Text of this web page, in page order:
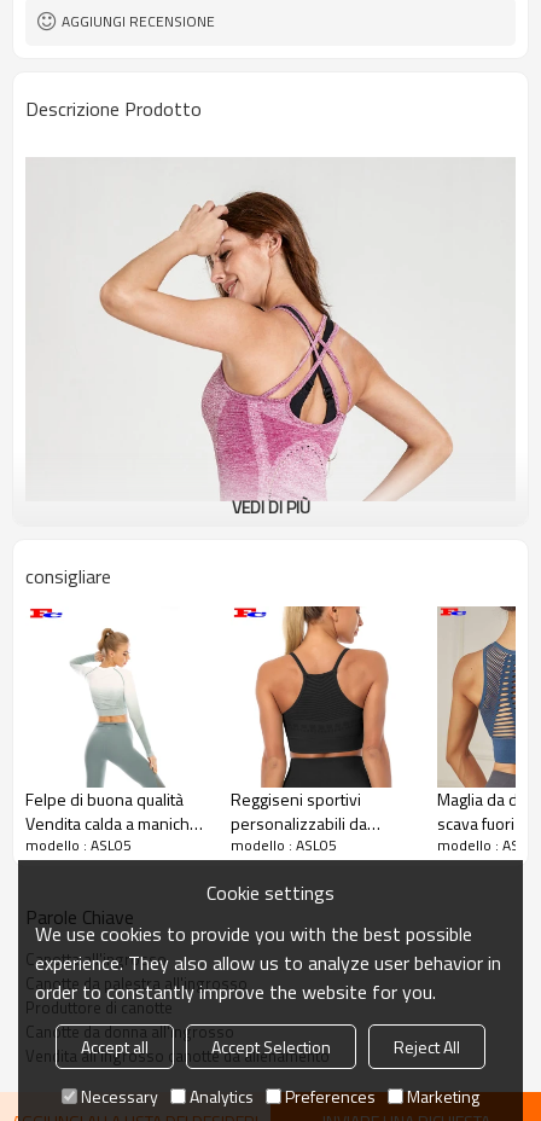
Colore
Etichetta e tag
AGGIUNGI RECENSIONE
Descrizione Prodotto
Canotta senza cuciture rosa Pantone
all'ingrosso
Canotta semplice ma non semplice esistenza
Canotta all'ingrosso o personalizzata
Gilet rosa Pantone, un must per le fashioniste
del fitness. Produzione senza soluzione di
continuità, linee morbide. Orlo confortevole,
design a tracolla incrociata sul retro, vicino alla
curva, che mostra un bellissimo retro. È
morbido e ti dà un'esperienza confortevole
come la nudità.
VEDI DI PIÙ
consigliare
Felpe di buona qualità
Vendita calda a maniche
lunghe senza giunte
modello : ASL05
Reggiseni sportivi
personalizzabili da
donna con spalline
modello : ASL05
Maglia da
scava fuori
sexy senza
modello :
Parole Chiave
Canotta all'ingrosso
Canotte da palestra all'ingrosso
Produttore di canotte
Canotte da donna all'ingrosso
Vendita all'ingrosso canotte da allenamento
Cookie settings
We use cookies to provide you with the best possible
experience. They also allow us to analyze user behavior in
order to constantly improve the website for you.
Accept all Accept Selection
Reject All
Necessary
Analytics Preferences Marketing